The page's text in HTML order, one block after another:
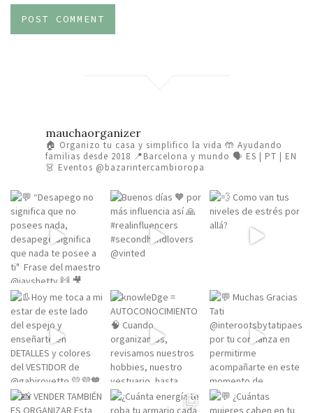
mauchaorganizer
🏠 Organizo tu casa y simplifico la vida 🤲 Ayudando
familias desde 2018 📍Barcelona y mundo 🗣️ ES | PT | EN
👗 Eventos @bazarintercambioropa